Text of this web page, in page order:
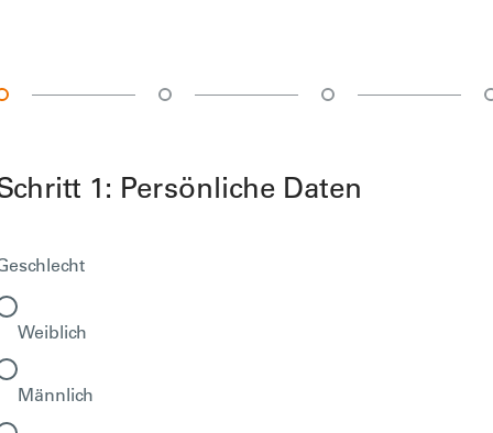
1: Persönliche Daten
Weiblich
Männlich